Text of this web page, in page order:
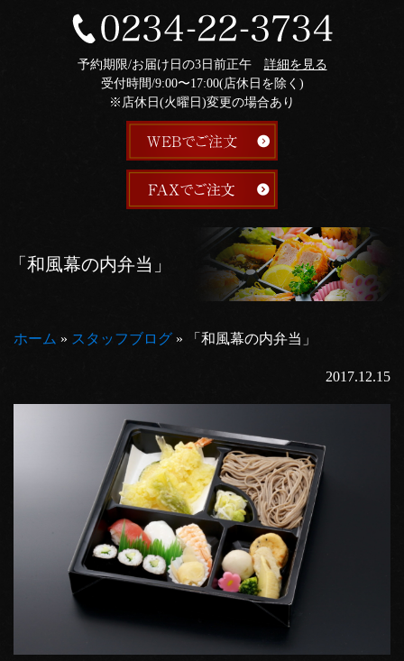
予約期限/お届け日の3日前正午 詳細を見る
受付時間/9:00〜17:00(店休日を除く)
※店休日(火曜日)変更の場合あり
「和風幕の内弁当」
ホーム » スタッフブログ » 「和風幕の内弁当」
2017.12.15